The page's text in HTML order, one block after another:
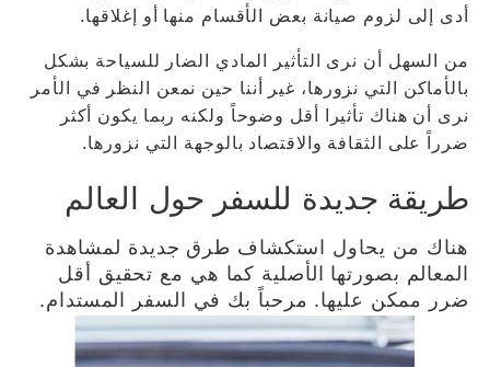
أدى إلى لزوم صيانة بعض الأقسام منها أو إغلاقها.
من السهل أن نرى التأثير المادي الضار للسياحة بشكل
بالأماكن التي نزورها، غير أننا حين نمعن النظر في الأمر
نرى أن هناك تأثيرا أقل وضوحاً ولكنه ربما يكون أكثر
ضرراً على الثقافة والاقتصاد بالوجهة التي نزورها.
طريقة جديدة للسفر حول العالم
هناك من يحاول استكشاف طرق جديدة لمشاهدة
المعالم بصورتها الأصلية كما هي مع تحقيق أقل
ضرر ممكن عليها. مرحباً بك في السفر المستدام.